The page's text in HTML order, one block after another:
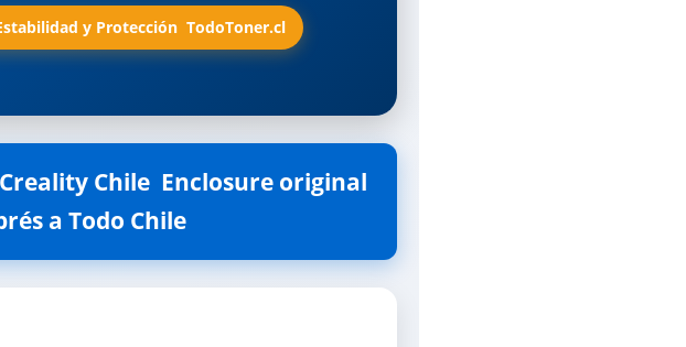
y Protección  TodoToner.cl
Chile  Enclosure original 
a Todo Chile